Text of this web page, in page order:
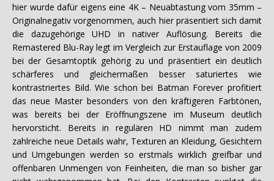
hier wurde dafür eigens eine 4K – Neuabtastung vom 35mm –
Originalnegativ vorgenommen, auch hier präsentiert sich damit
die dazugehörige UHD in nativer Auflösung. Bereits die
Remastered Blu-Ray legt im Vergleich zur Erstauflage von 2009
bei der Gesamtoptik gehörig zu und präsentiert ein deutlich
schärferes und gleichermaßen besser saturiertes wie
kontrastriertes Bild. Wie schon bei Batman Forever profitiert
das neue Master besonders von den kräftigeren Farbtönen,
was bereits bei der Eröffnungszene im Museum deutlich
hervorsticht. Bereits in regulären HD nimmt man zudem
zahlreiche neue Details wahr, Texturen an Kleidung, Gesichtern
und Umgebungen werden so erstmals wirklich greifbar und
offenbaren Unmengen von Feinheiten, die man so bisher gar